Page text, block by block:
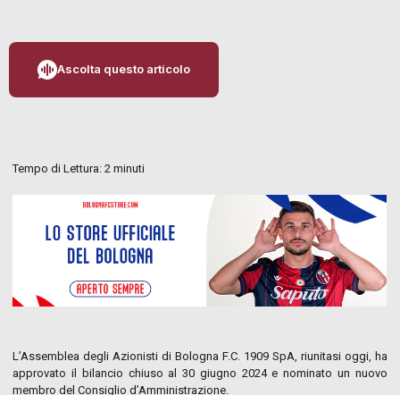
Ascolta questo articolo
Tempo di Lettura:2 minuti
L’Assemblea degli Azionisti di Bologna F.C. 1909 SpA, riunitasi oggi, ha
approvato il bilancio chiuso al 30 giugno 2024 e nominato un nuovo
membro del Consiglio d’Amministrazione.